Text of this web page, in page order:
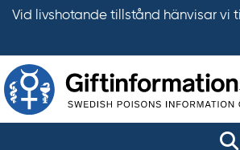
Vid livshotande tillstånd hänvisar vi